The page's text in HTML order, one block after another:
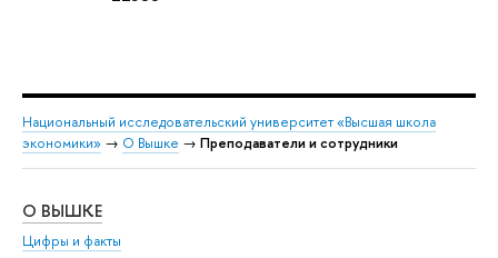
Национальный исследовательский университет «Высшая школа
экономики» → О Вышке → Преподаватели и сотрудники
О ВЫШКЕ
Цифры и факты